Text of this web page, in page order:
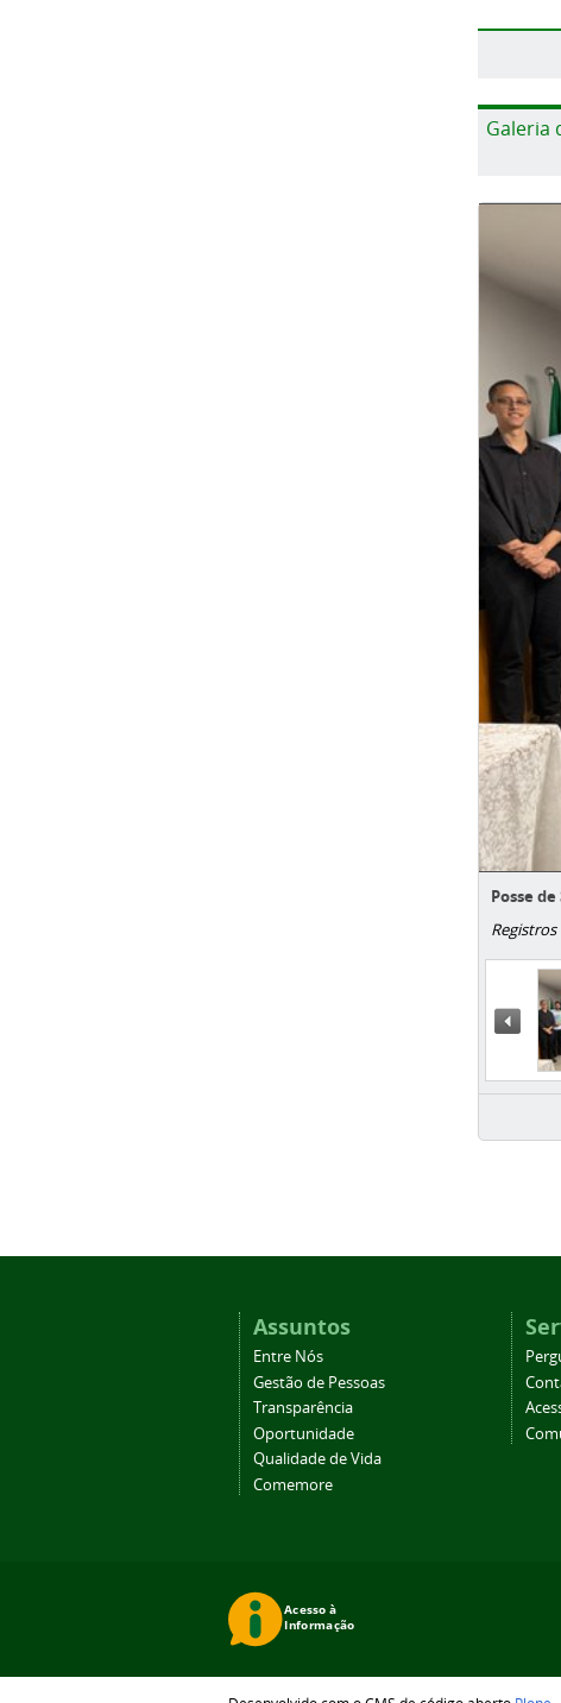
Galeria
Posse
«
Assuntos
Entre Nós
Gestão de Pessoas
Transparência
Oportunidade
Qualidade de Vida
Comemore